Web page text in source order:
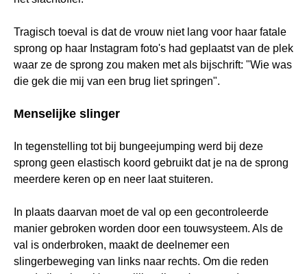
Tragisch toeval is dat de vrouw niet lang voor haar fatale
sprong op haar Instagram foto's had geplaatst van de plek
waar ze de sprong zou maken met als bijschrift: "Wie was
die gek die mij van een brug liet springen".
Menselijke slinger
In tegenstelling tot bij bungeejumping werd bij deze
sprong geen elastisch koord gebruikt dat je na de sprong
meerdere keren op en neer laat stuiteren.
In plaats daarvan moet de val op een gecontroleerde
manier gebroken worden door een touwsysteem. Als de
val is onderbroken, maakt de deelnemer een
slingerbeweging van links naar rechts. Om die reden